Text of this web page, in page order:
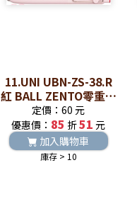
11.UNI UBN-ZS-38.R
紅 BALL ZENTO零重力
水性鋼珠筆
定價：60 元
優惠價： 85 折51 元
加入購物車
庫存 > 10